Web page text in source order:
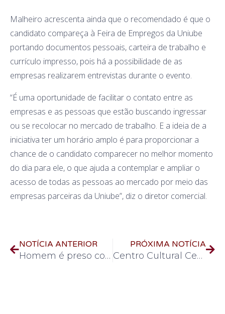
Malheiro acrescenta ainda que o recomendado é que o
candidato compareça à Feira de Empregos da Uniube
portando documentos pessoais, carteira de trabalho e
currículo impresso, pois há a possibilidade de as
empresas realizarem entrevistas durante o evento.
“É uma oportunidade de facilitar o contato entre as
empresas e as pessoas que estão buscando ingressar
ou se recolocar no mercado de trabalho. E a ideia de a
iniciativa ter um horário amplo é para proporcionar a
chance de o candidato comparecer no melhor momento
do dia para ele, o que ajuda a contemplar e ampliar o
acesso de todas as pessoas ao mercado por meio das
empresas parceiras da Uniube”, diz o diretor comercial.
NOTÍCIA ANTERIOR
Homem é preso com arma de fogo pela Patran
PRÓXIMA NOTÍCIA
Centro Cultural Cecília Palmério recebe lançamento de dois livros sobre morte e superação do luto, nesta quinta-feira (11)